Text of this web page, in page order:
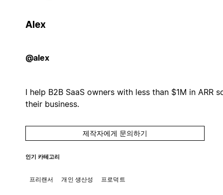
Alex
@alex
I help B2B SaaS owners with less than $1M in ARR
their business.
제작자에게 문의하기
인기 카테고리
프리랜서 개인 생산성 프로덕트